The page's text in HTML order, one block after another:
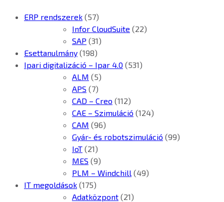
ERP rendszerek (57)
Infor CloudSuite (22)
SAP (31)
Esettanulmány (198)
Ipari digitalizáció – Ipar 4.0 (531)
ALM (5)
APS (7)
CAD – Creo (112)
CAE – Szimuláció (124)
CAM (96)
Gyár- és robotszimuláció (99)
IoT (21)
MES (9)
PLM – Windchill (49)
IT megoldások (175)
Adatközpont (21)